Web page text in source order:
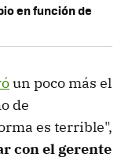
en función de
un poco más el
de
es terrible",
con el gerente